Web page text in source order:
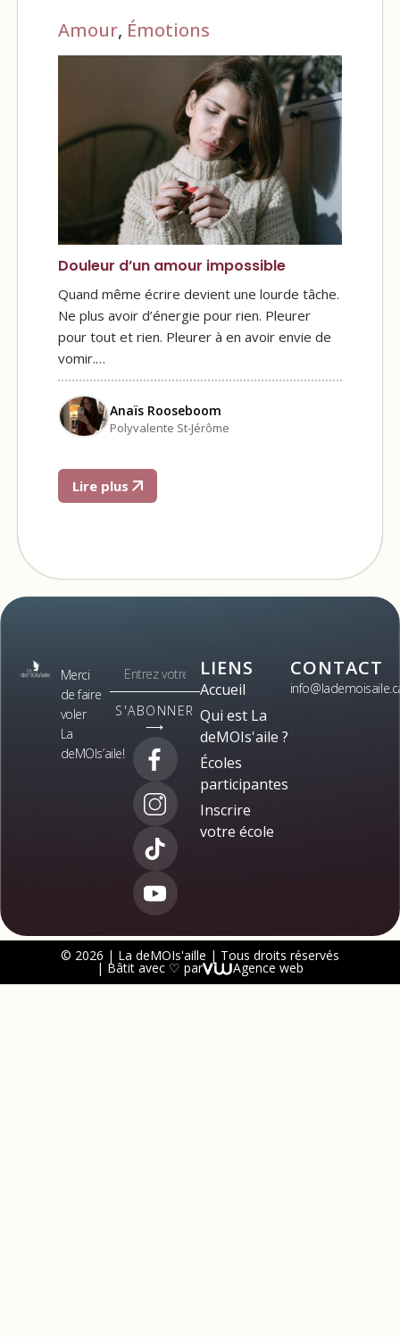
Amour, Émotions
Douleur d’un amour impossible
Quand même écrire devient une lourde tâche.
Ne plus avoir d’énergie pour rien. Pleurer
pour tout et rien. Pleurer à en avoir envie de
vomir.…
Anaïs Rooseboom
Polyvalente St-Jérôme
Lire plus
Merci
de faire
voler
La
deMOIs’aile!
S'ABONNER
⟶
LIENS
Accueil
Qui est La
deMOIs'aile ?
Écoles
participantes
Inscrire
votre école
CONTACT
© 2026 | La deMOIs'aille | Tous droits réservés
| Bâtit avec ♡ par Agence web